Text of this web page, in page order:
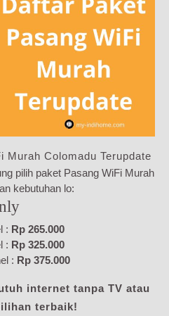
Murah Colomadu Terupdate
pilih paket Pasang WiFi Murah
kebutuhan lo:
: Rp 265.000
: Rp 325.000
: Rp 375.000
internet tanpa TV atau
terbaik!